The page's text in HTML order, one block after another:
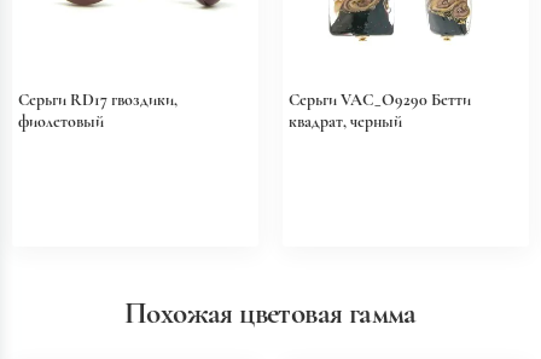
Серьги RD17 гвоздики,
фиолетовый
Серьги VAC_O9290 Бетти
квадрат, черный
Похожая цветовая гамма